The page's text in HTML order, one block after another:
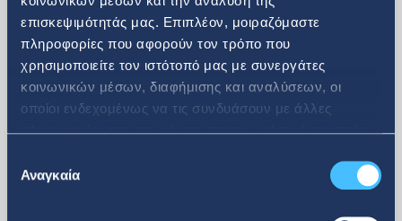
επισκεψιμότητάς μας. Επιπλέον, μοιραζόμαστε
πληροφορίες που αφορούν τον τρόπο που
χρησιμοποιείτε τον ιστότοπό μας με συνεργάτες
κοινωνικών μέσων, διαφήμισης και αναλύσεων, οι
οποίοι ενδεχομένως να τις συνδυάσουν με άλλες
πληροφορίες που τους έχετε παραχωρήσει ή τις οποίες
των υπηρεσιών τους.
συγκατάθεσης
Αναγκαία
08. 07. 2026
Ανακοίνωση αγοράς ιδίων
μετοχών